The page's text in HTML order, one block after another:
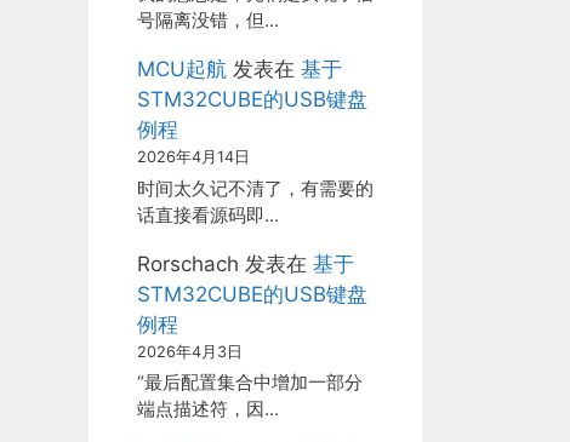
号隔离没错，但…
MCU起航 发表在 基于
STM32CUBE的USB键盘
例程
2026年4月14日
时间太久记不清了，有需要的
话直接看源码即…
Rorschach 发表在 基于
STM32CUBE的USB键盘
例程
2026年4月3日
“最后配置集合中增加一部分
端点描述符，因…